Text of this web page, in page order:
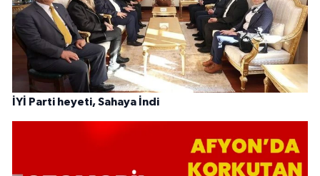
İYİ Parti heyeti, Sahaya İndi